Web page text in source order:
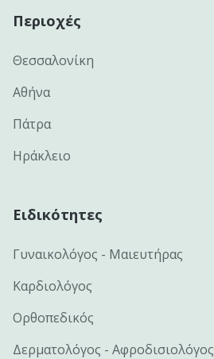
Περιοχές
Θεσσαλονίκη
Αθήνα
Πάτρα
Ηράκλειο
Ειδικότητες
Γυναικολόγος - Μαιευτήρας
Καρδιολόγος
Ορθοπεδικός
Δερματολόγος - Αφροδισιολόγος